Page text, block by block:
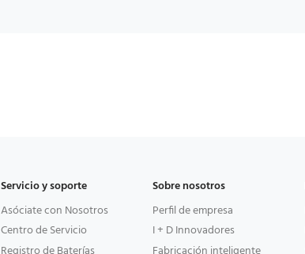
Servicio y soporte
Asóciate con Nosotros
Centro de Servicio
Sobre nosotros
Perfil de empresa
I + D Innovadores